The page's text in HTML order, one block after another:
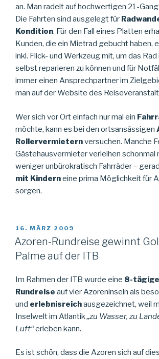
an. Man radelt auf hochwertigen 21-
Die Fahrten sind ausgelegt für
Kondition. Für den Fall eines Platten
Kunden, die ein Mietrad gebucht haben,
inkl. Flick- und Werkzeug mit, um das
selbst reparieren zu können und für
immer einen Ansprechpartner im
man auf der Website des
Wer sich vor Ort einfach nur mal ein
möchte, kann es bei den ortsansässigen
Rollervermieternversuchen. Manche
Gästehausvermieter verleihen schonmal
weniger unbürokratisch Fahrräder –
mit Kinderneine prima Möglichkeit für
sorgen.
VERÖFFENTLICHT
AM
16. MÄRZ 2009
Azoren-Rundreise gewinnt
Palme auf der ITB
Im Rahmen der ITB wurde eine 8-
Rundreise auf vier Azoreninseln als
und erlebnisreichausgezeichnet, weil
Inselwelt im Atlantik„zu Wasser, zu
Luft“erleben kann.
Es ist schön, dass die Azoren sich auf